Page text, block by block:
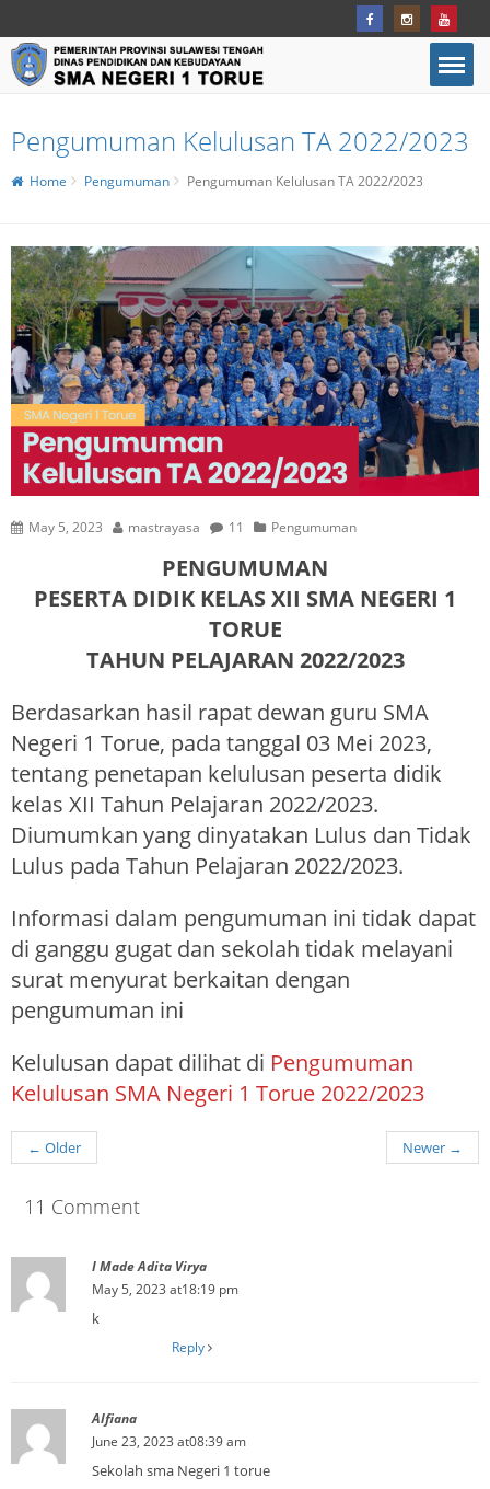
Pengumuman Kelulusan TA 2022/2023
Home Pengumuman Pengumuman Kelulusan TA 2022/2023
May 5, 2023 mastrayasa 11 Pengumuman
PENGUMUMAN
PESERTA DIDIK KELAS XII SMA NEGERI 1
TORUE
TAHUN PELAJARAN 2022/2023
Berdasarkan hasil rapat dewan guru SMA
Negeri 1 Torue, pada tanggal 03 Mei 2023,
tentang penetapan kelulusan peserta didik
kelas XII Tahun Pelajaran 2022/2023.
Diumumkan yang dinyatakan Lulus dan Tidak
Lulus pada Tahun Pelajaran 2022/2023.
Informasi dalam pengumuman ini tidak dapat
di ganggu gugat dan sekolah tidak melayani
surat menyurat berkaitan dengan
pengumuman ini
Kelulusan dapat dilihat di Pengumuman
Kelulusan SMA Negeri 1 Torue 2022/2023
← Older Newer →
11 Comment
I Made Adita Virya
May 5, 2023 at18:19 pm
k
Reply
Alfiana
June 23, 2023 at08:39 am
Sekolah sma Negeri 1 torue